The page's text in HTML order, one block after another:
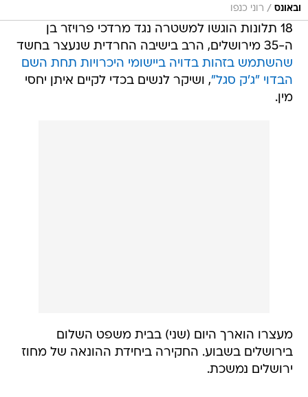
ובאונס / רוני כנפו
18 תלונות הוגשו למשטרה נגד מרדכי פרויזר בן
ה-35 מירושלים, הרב בישיבה החרדית שנעצר בחשד
שהשתמש בזהות בדויה ביישומי היכרויות תחת השם
הבדוי "ג'ק סגל", ושיקר לנשים בכדי לקיים איתן יחסי
מין.
מעצרו הוארך היום (שני) בבית משפט השלום
בירושלים בשבוע. החקירה ביחידת ההונאה של מחוז
ירושלים נמשכת.